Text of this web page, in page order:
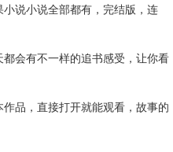
说小说全部都有，完结版，连
会有不一样的追书感受，让你看
品，直接打开就能观看，故事的